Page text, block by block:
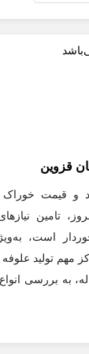
قزوین
و قیمت
تامین
است،
مهم تولید
به بررسی